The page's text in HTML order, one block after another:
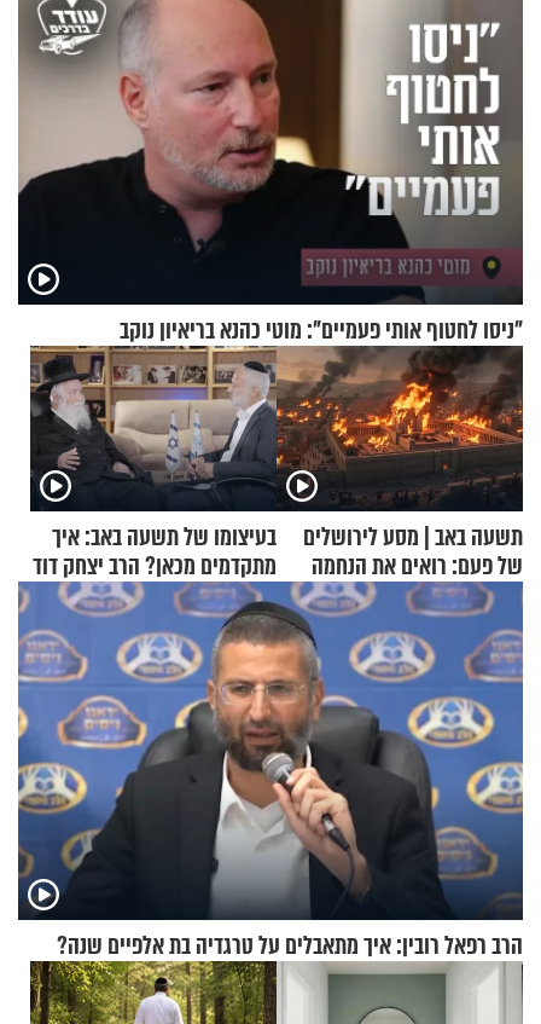
"ניסו לחטוף אותי פעמיים": מוטי כהנא בריאיון נוקב
תשעה באב | מסע לירושלים
של פעם: רואים את הנחמה
בעיצומו של תשעה באב: איך
מתקדמים מכאן? הרב יצחק דוד
גרוסמן בשיחה מיוחדת
הרב רפאל רובין: איך מתאבלים על טרגדיה בת אלפיים שנה?